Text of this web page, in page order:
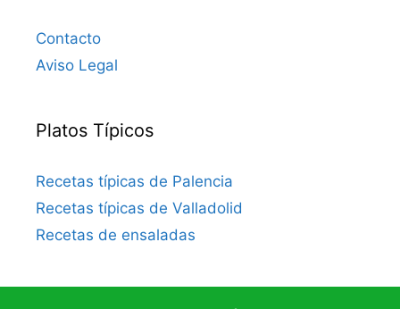
Contacto
Aviso Legal
Platos Típicos
Recetas típicas de Palencia
Recetas típicas de Valladolid
Recetas de ensaladas